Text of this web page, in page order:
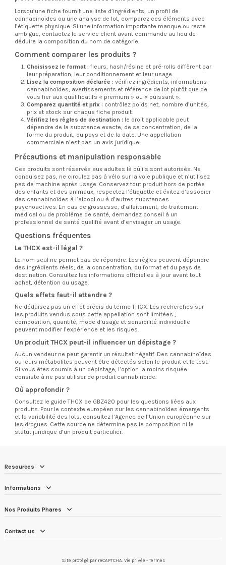
Lorsqu’une fiche fournit une liste d’ingrédients, un profil de
cannabinoïdes ou une analyse de lot, comparez ces éléments avec
l’étiquette physique. Si une information importante manque ou reste
ambiguë, contactez le service client avant commande au lieu de
déduire la composition du nom de catégorie.
Comment comparer les produits ?
Choisissez le format : fleurs, hash/résine et pré-rolls diffèrent par
leur préparation, leur conditionnement et leur usage.
Lisez la composition déclarée : vérifiez ingrédients, informations
cannabinoïdes, avertissements et référence de lot plutôt que de
vous fier aux qualificatifs « premium » ou « puissant ».
Comparez quantité et prix : contrôlez poids net, nombre d’unités,
prix et stock sur chaque fiche produit.
Vérifiez les règles de destination : le droit applicable peut
dépendre de la substance exacte, de sa concentration, de la
forme du produit, du pays et de la date. Une appellation
commerciale n’est pas un avis juridique.
Précautions et manipulation responsable
Ces produits sont réservés aux adultes là où ils sont autorisés. Ne
conduisez pas, ne circulez pas à vélo sur la voie publique et n’utilisez
pas de machine après usage. Conservez tout produit hors de portée
des enfants et des animaux, respectez l’étiquette et évitez d’associer
des cannabinoïdes à l’alcool ou à d’autres substances
psychoactives. En cas de grossesse, d’allaitement, de traitement
médical ou de problème de santé, demandez conseil à un
professionnel de santé qualifié avant d’envisager un usage.
Questions fréquentes
Le THCX est-il légal ?
Le nom seul ne permet pas de répondre. Les règles peuvent dépendre
des ingrédients réels, de la concentration, du format et du pays de
destination. Consultez les informations officielles à jour avant tout
achat, détention ou usage.
Quels effets faut-il attendre ?
Ne déduisez pas un effet précis du terme THCX. Les recherches sur
les produits vendus sous cette appellation sont limitées ;
composition, quantité, mode d’usage et sensibilité individuelle
peuvent modifier l’expérience et les risques.
Un produit THCX peut-il influencer un dépistage ?
Aucun vendeur ne peut garantir un résultat négatif. Des cannabinoïdes
ou leurs métabolites peuvent être détectés selon le produit et le test.
Si vous êtes soumis à un dépistage, l’option la moins risquée
consiste à ne pas utiliser de produit cannabinoïde.
Où approfondir ?
Consultez le guide THCX de GBZ420 pour les questions liées aux
produits. Pour le contexte européen sur les cannabinoïdes émergents
et la variabilité des lots, consultez l’Agence de l’Union européenne sur
les drogues . Cette source ne détermine pas la composition ni le
statut juridique d’un produit particulier.
Resources
Informations
Nos Produits Phares
Contact us
Site protégé par reCAPTCHA.Vie privée -Termes